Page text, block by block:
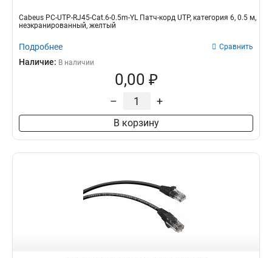
Cabeus PC-UTP-RJ45-Cat.6-0.5m-YL Патч-корд UTP, категория 6, 0.5 м,
неэкранированный, желтый
Подробнее Сравнить
Наличие: В наличии
0,00 ₽
– +
В корзину